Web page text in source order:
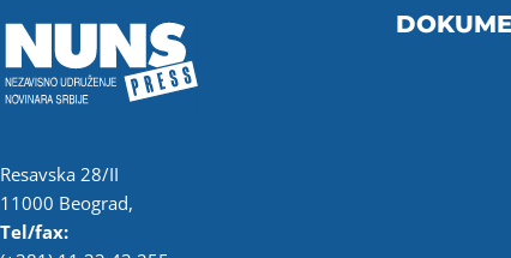
Resavska 28/II
11000 Beograd,
Tel/fax: